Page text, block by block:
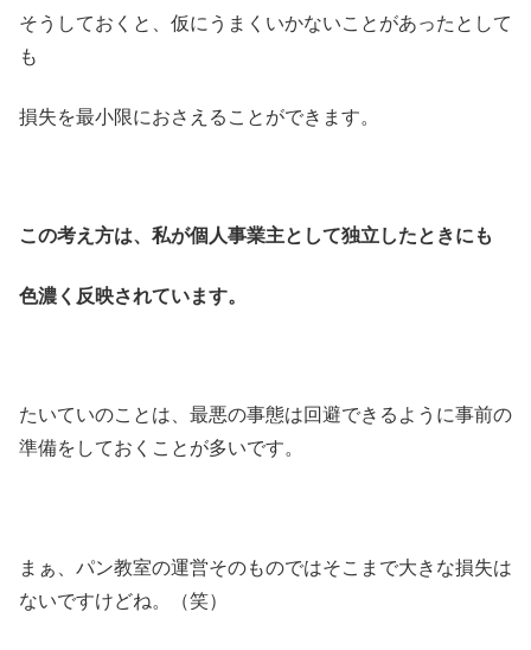
そうしておくと、仮にうまくいかないことがあったとして
も
損失を最小限におさえることができます。
この考え方は、私が個人事業主として独立したときにも
色濃く反映されています。
たいていのことは、最悪の事態は回避できるように事前の
準備をしておくことが多いです。
まぁ、パン教室の運営そのものではそこまで大きな損失は
ないですけどね。（笑）